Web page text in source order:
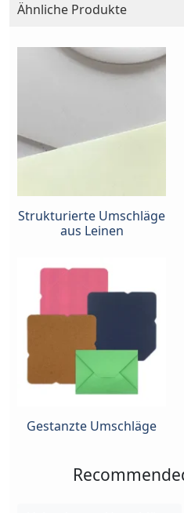
Ähnliche Produkte
Strukturierte Umschläge
aus Leinen
Gestanzte Umschläge